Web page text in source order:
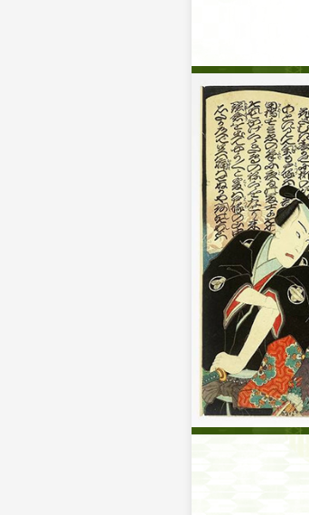
第三部 「吉
2025年9月9日
訃報のお知ら
清元栄志太夫
謹んでお悔や
2025年8月28日
要無形文化財
月島社会教育
七世清元延